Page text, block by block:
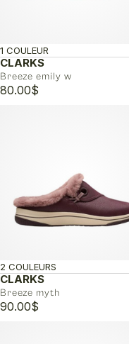
CLARKS
Breeze emily w
1 COULEUR
80.00$
CLARKS
Breeze myth
2 COULEURS
90.00$